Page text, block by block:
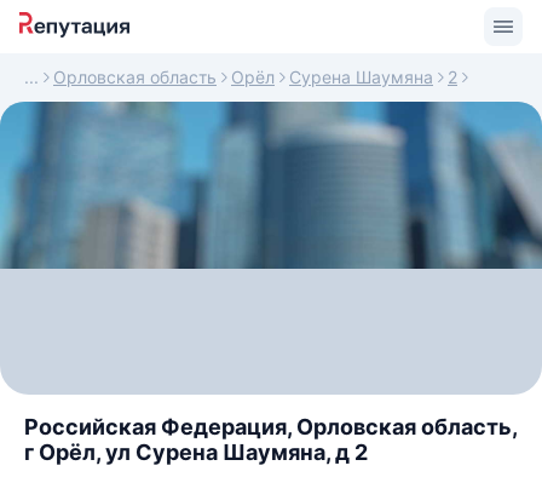
Орловская область Орёл Сурена Шаумяна 2
Российская Федерация, Орловская область,
г Орёл, ул Сурена Шаумяна, д 2